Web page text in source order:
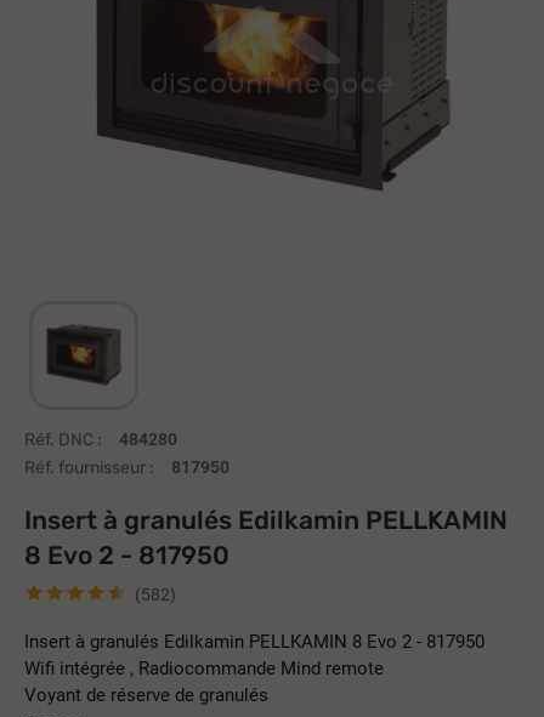
Réf. DNC : 484280
Réf. fournisseur : 817950
Insert à granulés Edilkamin PELLKAMIN
8 Evo 2 - 817950
(582)
Insert à granulés Edilkamin PELLKAMIN 8 Evo 2 - 817950
Wifi intégrée , Radiocommande Mind remote
Voyant de réserve de granulés